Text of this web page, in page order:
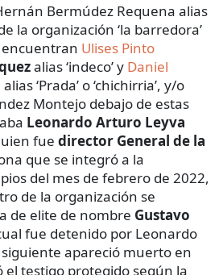
Bermúdez Requena alias
la organización ‘la barredora’
encuentran Ulises Pinto
alias ‘indeco’ y Daniel
alias ‘Prada’ o ‘chichirria’, y/o
Montejo debajo de estas
Leonardo Arturo Leyva
fue director General de la
que se integró a la
del mes de febrero de 2022,
de la organización se
de elite de nombre Gustavo
fue detenido por Leonardo
apareció muerto en
el testigo protegido según la